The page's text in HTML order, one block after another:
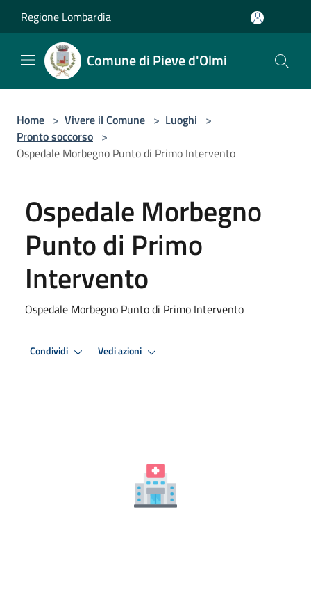
Regione Lombardia
Comune di Pieve d'Olmi
Home > Vivere il Comune > Luoghi >
Pronto soccorso >
Ospedale Morbegno Punto di Primo Intervento
Ospedale Morbegno
Punto di Primo
Intervento
Ospedale Morbegno Punto di Primo Intervento
Condividi Vedi azioni